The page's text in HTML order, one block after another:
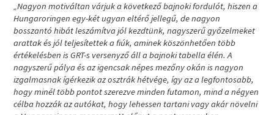
„Nagyon motiváltan várjuk a következő bajnoki fordulót, hiszen a
Hungaroringen egy-két ugyan eltérő jellegű, de nagyon
bosszantó hibát leszámítva jól kezdtünk, nagyszerű győzelmeket
arattak és jól teljesítettek a fiúk, aminek köszönhetően több
értékelésben is GRT-s versenyző áll a bajnoki tabella élén. A
nagyszerű pálya és az igencsak népes mezőny okán is nagyon
izgalmasnak ígérkezik az osztrák hétvége, így az a legfontosabb,
hogy minél több pontot szerezve minden futamon, mind a négyen
célba hozzák az autókat, hogy lehessen tartani vagy akár növelni